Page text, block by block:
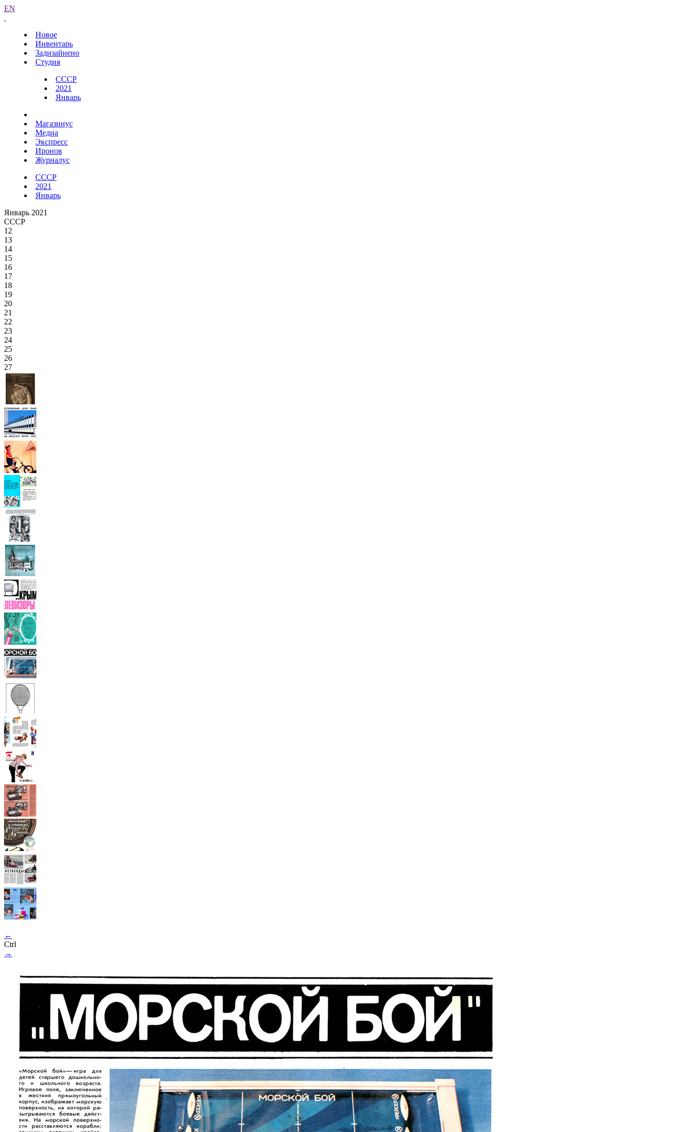
EN
Новое
Инвентарь
Задизайнено
Студия
СССР
2021
Январь
Магазинус
Медиа
Экспресс
Иронов
Журналус
СССР
2021
Январь
Январь 2021
СССР
12
13
14
15
16
17
18
19
20
21
22
23
24
25
26
27
←
Ctrl
→